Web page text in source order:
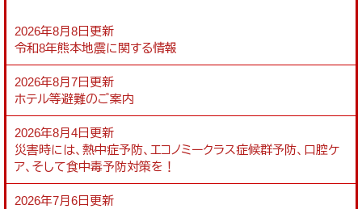
2026年8月8日更新
令和8年熊本地震に関する情報
2026年8月7日更新
ホテル等避難のご案内
2026年8月4日更新
災害時には、熱中症予防、エコノミークラス症候群予防、口腔ケ
ア、そして食中毒予防対策を！
2026年7月6日更新